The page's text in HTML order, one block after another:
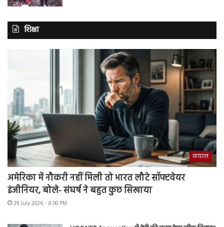
शिक्षा
वायरल
अमेरिका में नौकरी नहीं मिली तो भारत लौटे सॉफ्टवेयर
इंजीनियर, बोले- संघर्ष ने बहुत कुछ सिखाया
29 July 2026 - 8:00 PM